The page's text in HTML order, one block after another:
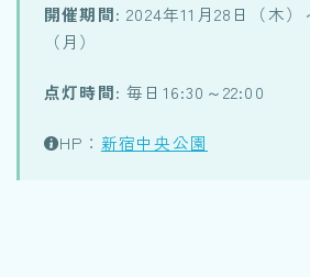
開催期間: 2024年11月28日（木）
（月）
点灯時間: 毎日16:30～22:00
HP： 新宿中央公園